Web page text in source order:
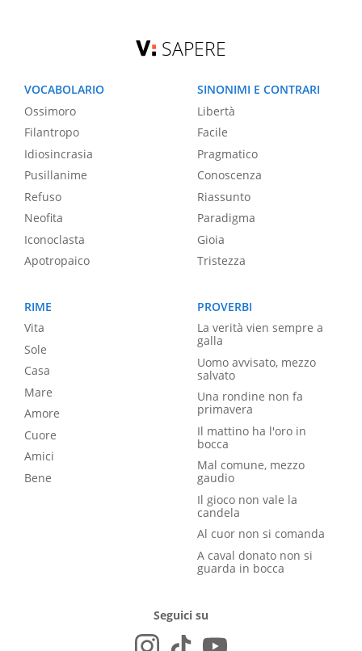
SAPERE
VOCABOLARIO
Ossimoro
Filantropo
Idiosincrasia
Pusillanime
Refuso
Neofita
Iconoclasta
Apotropaico
SINONIMI E CONTRARI
Libertà
Facile
Pragmatico
Conoscenza
Riassunto
Paradigma
Gioia
Tristezza
RIME
Vita
Sole
Casa
Mare
Amore
Cuore
Amici
Bene
PROVERBI
La verità vien sempre a
galla
Uomo avvisato, mezzo
salvato
Una rondine non fa
primavera
Il mattino ha l'oro in
bocca
Mal comune, mezzo
gaudio
Il gioco non vale la
candela
Al cuor non si comanda
A caval donato non si
guarda in bocca
Seguici su